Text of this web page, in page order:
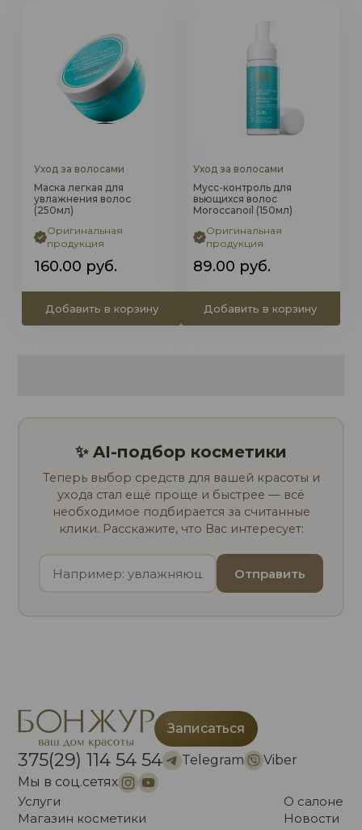
Уход за волосами
Маска легкая для
увлажнения волос
(250мл)
Оригинальная
продукция
160.00 руб.
Добавить в корзину
Уход за волосами
Мусс-контроль для
вьющихся волос
Moroccanoil (150мл)
Оригинальная
продукция
89.00 руб.
Добавить в корзину
✨ AI-подбор косметики
Теперь выбор средств для вашей красоты и
ухода стал ещё проще и быстрее — всё
необходимое подбирается за считанные
клики. Расскажите, что Вас интересует:
Отправить
Записаться
375(29) 114 54 54 Telegram
Viber
Мы в соц.сетях
Услуги
Магазин косметики
О салоне
Новости